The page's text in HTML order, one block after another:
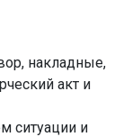
накладные,
акт и
ситуации и